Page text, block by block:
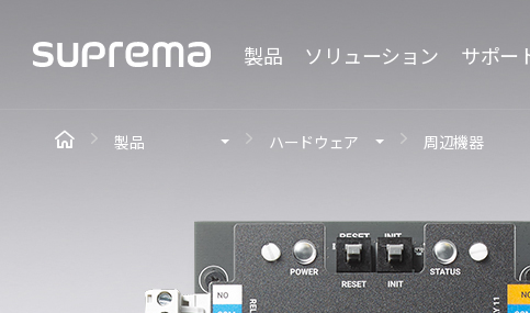
製品 ソリューション サポー
製品 ハードウェア 周辺機器